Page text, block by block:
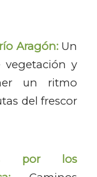
Aragón:Un
vegetación y
un ritmo
del frescor
por los